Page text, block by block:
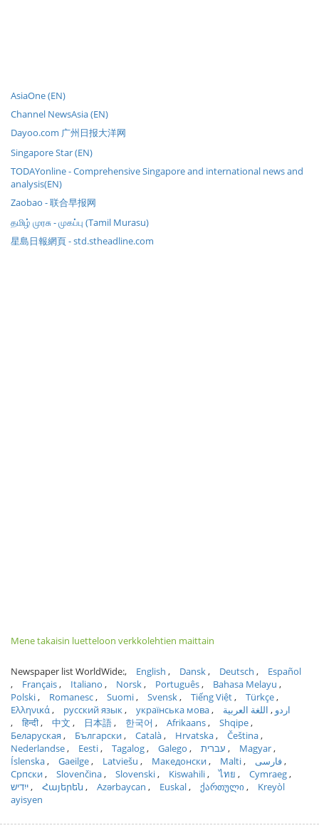
AsiaOne (EN)
Channel NewsAsia (EN)
Dayoo.com 广州日报大洋网
Singapore Star (EN)
TODAYonline - Comprehensive Singapore and international news and
analysis(EN)
Zaobao - 联合早报网
தமிழ் முரசு - முகப்பு (Tamil Murasu)
星島日報網頁 - std.stheadline.com
Mene takaisin luetteloon verkkolehtien maittain
Newspaper list WorldWide: English Dansk Deutsch
Español
Français
Italiano Norsk Português
Bahasa Melayu
Polski
Romanesc Suomi Svensk Tiếng Việt
Türkçe
Ελληνικά
русский язык українська мова اردو
اللغة العربية
हिन्दी
中文 日本語 한국어 Afrikaans
Shqipe
Беларуская
Български Català Hrvatska
Čeština
Nederlandse
Eesti Tagalog Galego עברית
Magyar
Íslenska
Gaeilge Latviešu Македонски Malti
فارسی
Српски
Slovenčina Slovenski Kiswahili ไทย
Cymraeg
ייִדיש
Հայերեն Azərbaycan Euskal ქართული
Kreyòl
ayisyen